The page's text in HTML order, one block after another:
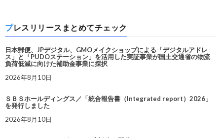
プレスリリースまとめてチェック
日本郵便、JPデジタル、GMOメイクショップによる「デジタルアドレ
ス」と「PUDOステーション」を活用した実証事業が国土交通省の物流
負荷低減に向けた補助金事業に採択
2026年8月10日
ＳＢＳホールディングス／「統合報告書（Integrated report）2026」
を発行しました
2026年8月10日